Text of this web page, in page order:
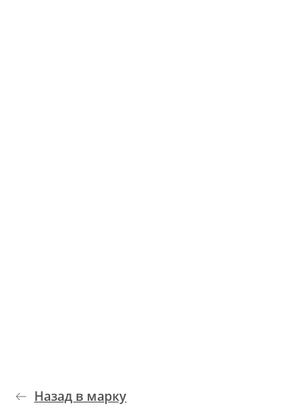
Назад в марку